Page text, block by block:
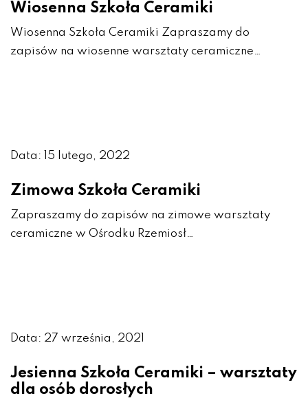
Wiosenna Szkoła Ceramiki
Wiosenna Szkoła Ceramiki Zapraszamy do
zapisów na wiosenne warsztaty ceramiczne…
Data: 15 lutego, 2022
Zimowa Szkoła Ceramiki
Zapraszamy do zapisów na zimowe warsztaty
ceramiczne w Ośrodku Rzemiosł…
Data: 27 września, 2021
Jesienna Szkoła Ceramiki – warsztaty
dla osób dorosłych